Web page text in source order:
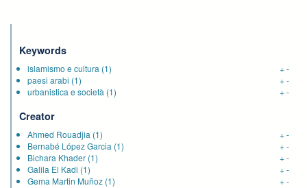
Keywords
islamismo e cultura (1) +-
paesi arabi (1) +-
urbanistica e società (1) +-
Creator
Ahmed Rouadjia (1) +-
Bernabé López Garcia (1) +-
Bichara Khader (1) +-
Galila El Kadi (1) +-
Gema Martin Muñoz (1) +-